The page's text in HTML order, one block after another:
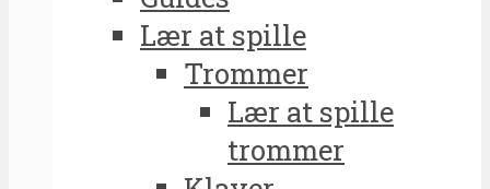
Lær at spille
Trommer
Lær at spille
trommer